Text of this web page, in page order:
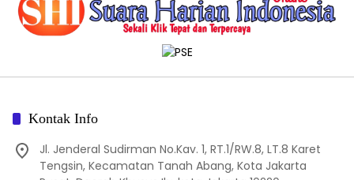
Kontak Info
Jl. Jenderal Sudirman No.Kav. 1, RT.1/RW.8, LT.8 Karet
Tengsin, Kecamatan Tanah Abang, Kota Jakarta